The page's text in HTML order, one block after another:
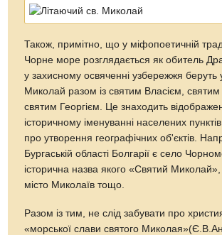
Також, примітно, що у міфопоетичній
Чорне море розглядається як обитель
у захисному освяченні узбережжя беруть
Миколай разом із святим Власієм, святим
святим Георгієм. Це знаходить
історичному іменуванні населених
про утворення географічних об'єктів.
Бургаській області Болгарії є село
історична назва якого «Святий Миколай»,
місто Миколаїв тощо.
Разом із тим, не слід забувати про
«морської слави святого